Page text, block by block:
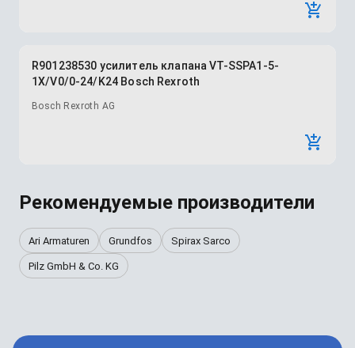
R901238530 усилитель клапана VT-SSPA1-5-
1X/V0/0-24/K24 Bosch Rexroth
Bosch Rexroth AG
Рекомендуемые производители
Ari Armaturen Grundfos Spirax Sarco
Pilz GmbH & Co. KG